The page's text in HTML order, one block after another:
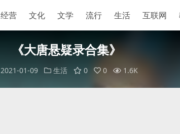
经营 文化 文学 流行 生活 互联网
《大唐悬疑录合集》
2021-01-09 生活 0 0 1.6K